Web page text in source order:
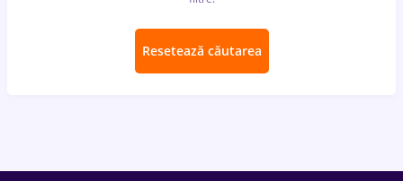
Resetează căutarea